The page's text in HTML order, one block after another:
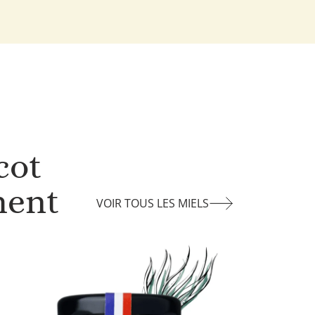
VOIR TOUS LES MIELS